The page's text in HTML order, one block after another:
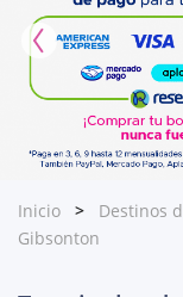
Inicio Destinos
Gibsonton